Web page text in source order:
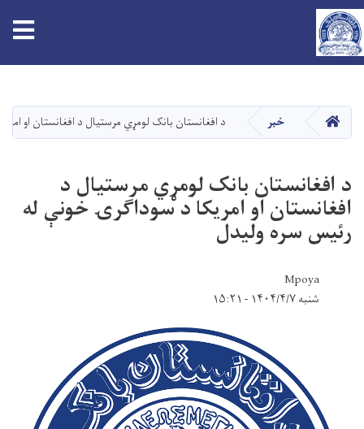
دانګل
کور خبر د افغانستان بانک لومړي مرستیال د افغانستان او
د افغانستان بانک لومړي مرستیال د
افغانستان او امریکا د سوداګرۍ خونې له
رئیس سره ولیدل
Mpoya
شنبه ۱۴۰۴/۴/۷ - ۱۵:۲۱